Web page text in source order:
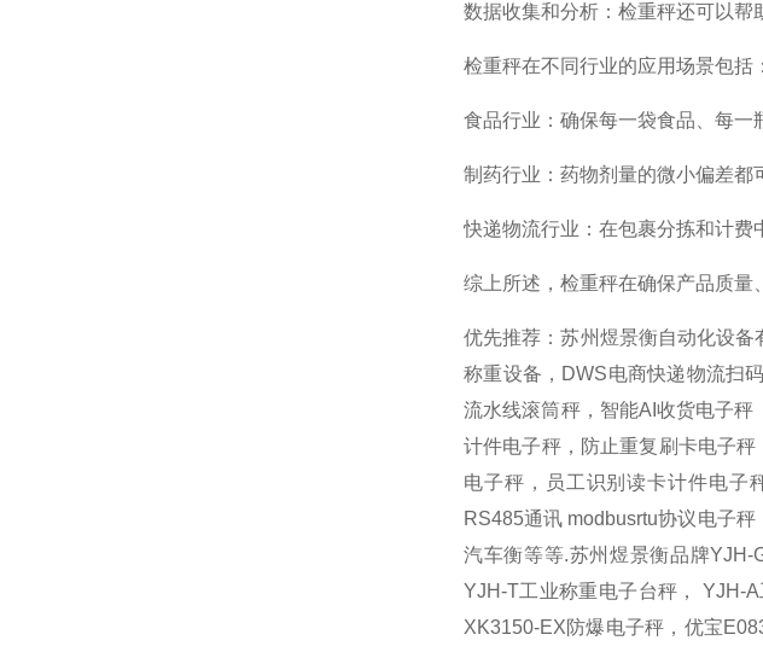
数据收集和分析‌：检重秤还可以帮
‌检重秤在不同行业的应用场景包括‌：
食品行业‌：确保每一袋食品、每一
制药行业‌：药物剂量的微小偏差都
快递物流行业‌：在包裹分拣和计费
综上所述，检重秤在确保产品质量
优先推荐：苏州煜景衡自动化设
称重设备，DWS电商快递物流扫
流水线滚筒秤，智能AI收货电子
计件电子秤，防止重复刷卡电子
电子秤，员工识别读卡计件电子
RS485通讯 modbusrtu协议电子
汽车衡等等.苏州煜景衡品牌YJH-
YJH-T工业称重电子台秤， YJH-
XK3150-EX防爆电子秤，优宝